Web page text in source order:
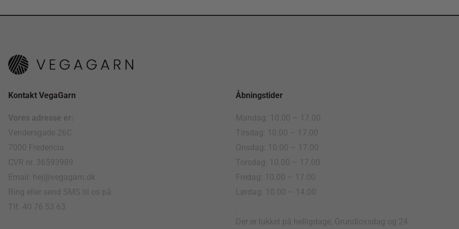
Kontakt VegaGarn
Vores adresse er:
Vendersgade 26C
7000 Fredericia
CVR nr. 36593989
Email: hej@vegagarn.dk
Ring eller send SMS til os på:
Tlf. 40 76 53 63
Åbningstider
Mandag: 10.00 – 17.00
Tirsdag: 10.00 – 17.00
Onsdag: 10.00 – 17.00
Torsdag: 10.00 – 17.00
Fredag: 10.00 – 17.00
Lørdag: 10.00 – 14.00
Der er lukket på helligdage, Grundlovsdag og 24.